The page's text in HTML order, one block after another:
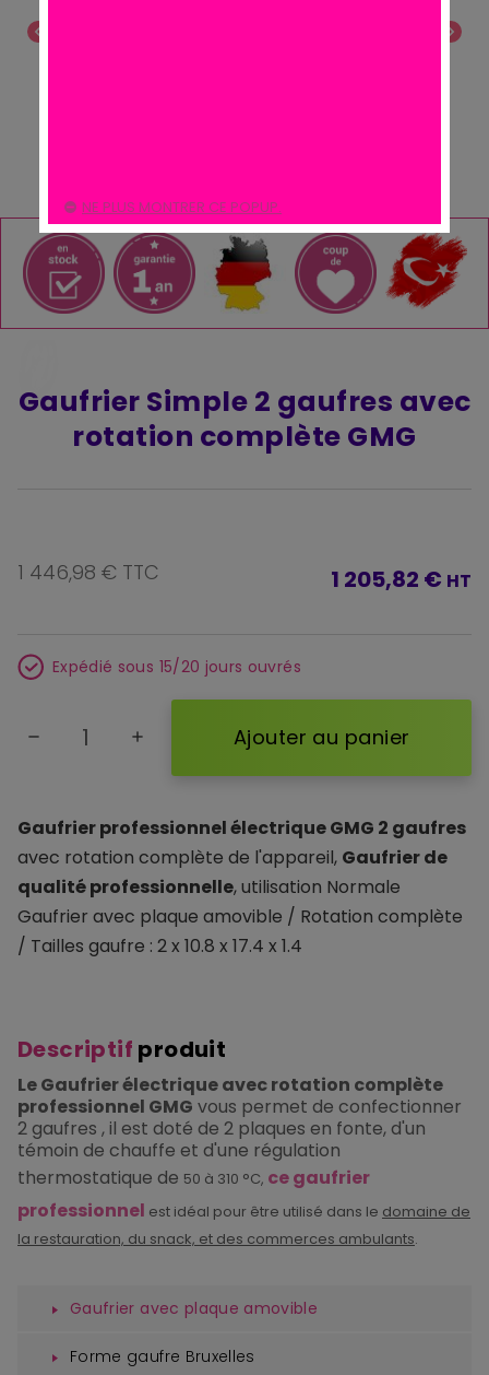
chevron_left chevron_right
Gaufrier Simple 2 gaufres avec
rotation complète GMG
Gaufrier professionnel électrique GMG 2 gaufres
avec rotation complète de l'appareil, Gaufrier de
qualité professionnelle, utilisation Normale
Gaufrier avec plaque amovible / Rotation complète
/ Tailles gaufre : 2 x 10.8 x 17.4 x 1.4
1 446,98 € TTC 1 205,82 € HT
Expédié sous 15/20 jours ouvrés
remove add Ajouter au panier
Descriptif produit
Le Gaufrier électrique avec rotation complète
professionnel GMG vous permet de confectionner
2 gaufres , il est doté de 2 plaques en fonte, d'un
témoin de chauffe et d'une régulation
thermostatique de 50 à 310 °C, ce gaufrier
professionnel est idéal pour être utilisé dans le domaine de
la restauration, du snack, et des commerces ambulants.
Gaufrier avec plaque amovible
Forme gaufre Bruxelles
NE PLUS MONTRER CE POPUP.